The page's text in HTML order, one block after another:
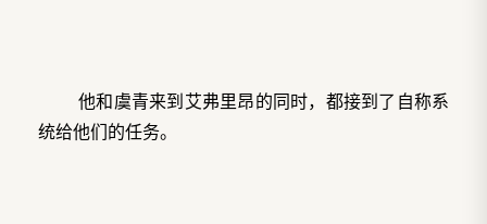
他和虞青来到艾弗里昂的同时，都接到了自称系
统给他们的任务。